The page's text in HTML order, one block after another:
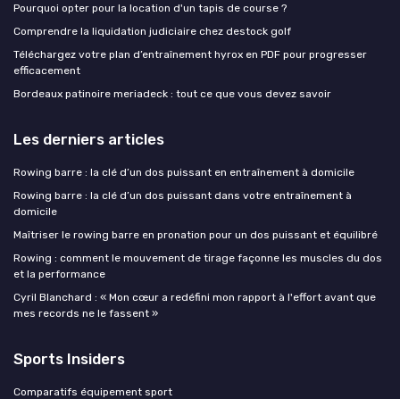
Pourquoi opter pour la location d'un tapis de course ?
Comprendre la liquidation judiciaire chez destock golf
Téléchargez votre plan d’entraînement hyrox en PDF pour progresser
efficacement
Bordeaux patinoire meriadeck : tout ce que vous devez savoir
Les derniers articles
Rowing barre : la clé d’un dos puissant en entraînement à domicile
Rowing barre : la clé d’un dos puissant dans votre entraînement à
domicile
Maîtriser le rowing barre en pronation pour un dos puissant et équilibré
Rowing : comment le mouvement de tirage façonne les muscles du dos
et la performance
Cyril Blanchard : « Mon cœur a redéfini mon rapport à l'effort avant que
mes records ne le fassent »
Sports Insiders
Comparatifs équipement sport